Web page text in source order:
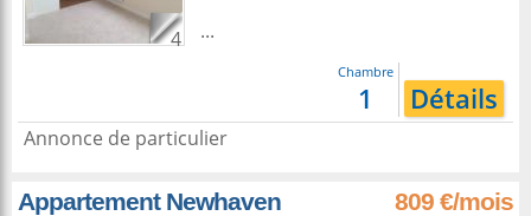
4
...
Chambre
1 Détails
Annonce de particulier
Appartement Newhaven 809 €/mois